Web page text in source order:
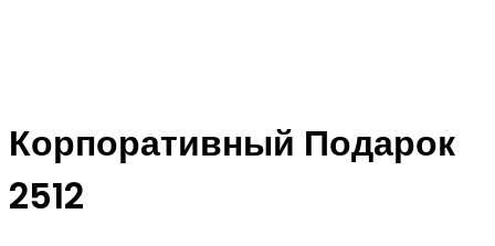
Корпоративный Подарок
2512